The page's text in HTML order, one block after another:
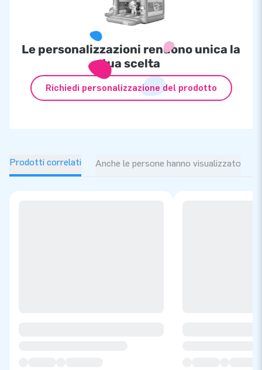
Le personalizzazioni rendono unica la
tua scelta
Richiedi personalizzazione del prodotto
Prodotti correlati Anche le persone hanno visualizzato